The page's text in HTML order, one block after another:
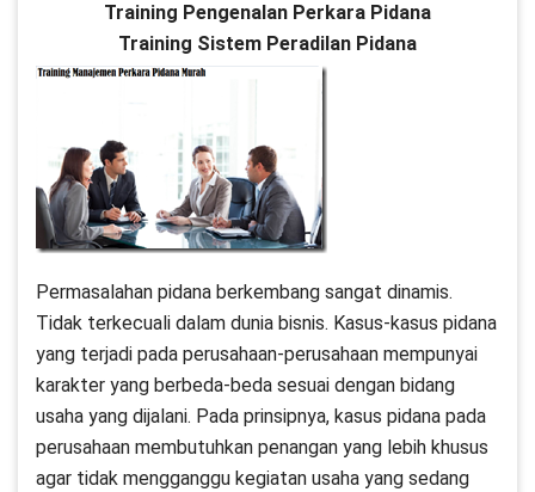
Training Pengenalan Perkara Pidana
Training Sistem Peradilan Pidana
Permasalahan pidana berkembang sangat dinamis.
Tidak terkecuali dalam dunia bisnis. Kasus-kasus pidana
yang terjadi pada perusahaan-perusahaan mempunyai
karakter yang berbeda-beda sesuai dengan bidang
usaha yang dijalani. Pada prinsipnya, kasus pidana pada
perusahaan membutuhkan penangan yang lebih khusus
agar tidak mengganggu kegiatan usaha yang sedang